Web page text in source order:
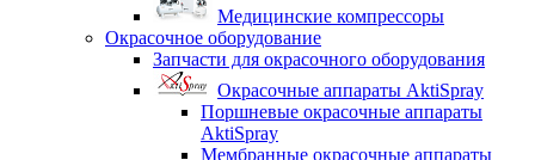
Медицинские компрессоры
Окрасочное оборудование
Запчасти для окрасочного оборудования
Окрасочные аппараты AktiSpray
Поршневые окрасочные аппараты
AktiSpray
Мембранные окрасочные аппараты